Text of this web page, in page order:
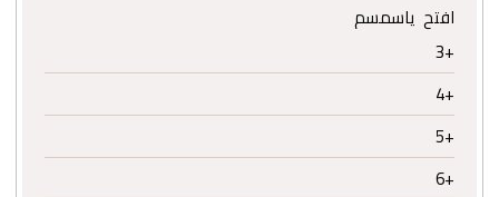
افتح ياسمسم
+3
+4
+5
+6